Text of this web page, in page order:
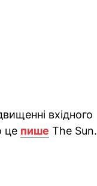
вхідного
це пише The Sun.